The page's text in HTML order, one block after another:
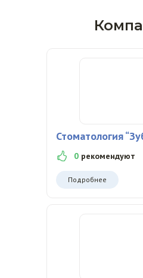
Стоматология
0 рекомендуют
Подробнее